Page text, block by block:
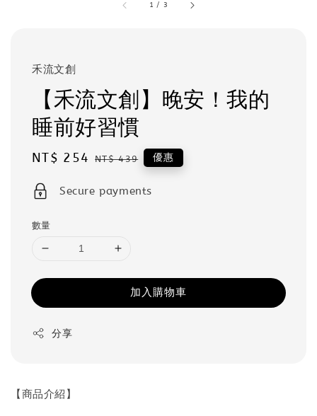
1 / 3
禾流文創
【禾流文創】晚安！我的
睡前好習慣
Sale
NT$ 254 Regular
NT$ 439 優惠
Secure payments
數量
加入購物車
分享
【商品介紹】